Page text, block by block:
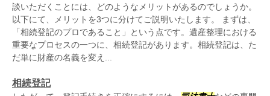
談いただくことには、どのようなメリットがあるのでしょうか。
以下にて、メリットを3つに分けてご説明いたします。 まずは、
「相続登記のプロであること」という点です。遺産整理における
重要なプロセスの一つに、相続登記があります。相続登記は、た
だ単に財産の名義を変え...
相続登記